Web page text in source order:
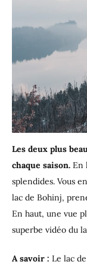
Les deux plus
chaque saison. En
splendides. Vous
lac de Bohinj,
En haut, une vue
superbe vidéo du
A savoir : Le lac